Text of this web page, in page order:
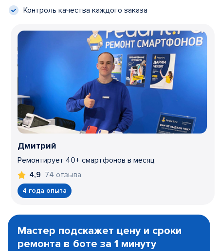
Контроль качества каждого заказа
Дмитрий
Ремонтирует 40+ смартфонов в месяц
4,9 74 отзыва
4 года опыта
1
Мастер подскажет цену и сроки
ремонта в боте за 1 минуту